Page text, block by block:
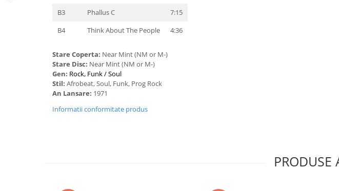
B3
Phallus C
7:15
B4
Think About The People 4:36
Stare Coperta: Near Mint (NM or M-)
Stare Disc: Near Mint (NM or M-)
Gen: Rock, Funk / Soul
Stil: Afrobeat, Soul, Funk, Prog Rock
An Lansare: 1971
Informatii conformitate produs
PRODUSE